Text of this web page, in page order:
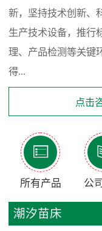
新，坚持技术创新、
生产技术设备，推行
理、产品检测等关键
得...
点击

所有产品 公
潮汐苗床